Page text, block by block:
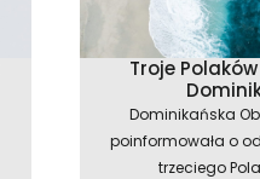
Troje
Dominikańska
poinformowała o
trzeciego